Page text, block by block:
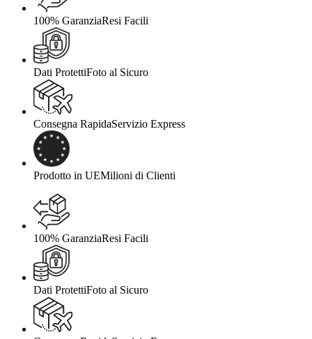
100% GaranziaResi Facili
Dati ProtettiFoto al Sicuro
Consegna RapidaServizio Express
Prodotto in UEMilioni di Clienti
100% GaranziaResi Facili
Dati ProtettiFoto al Sicuro